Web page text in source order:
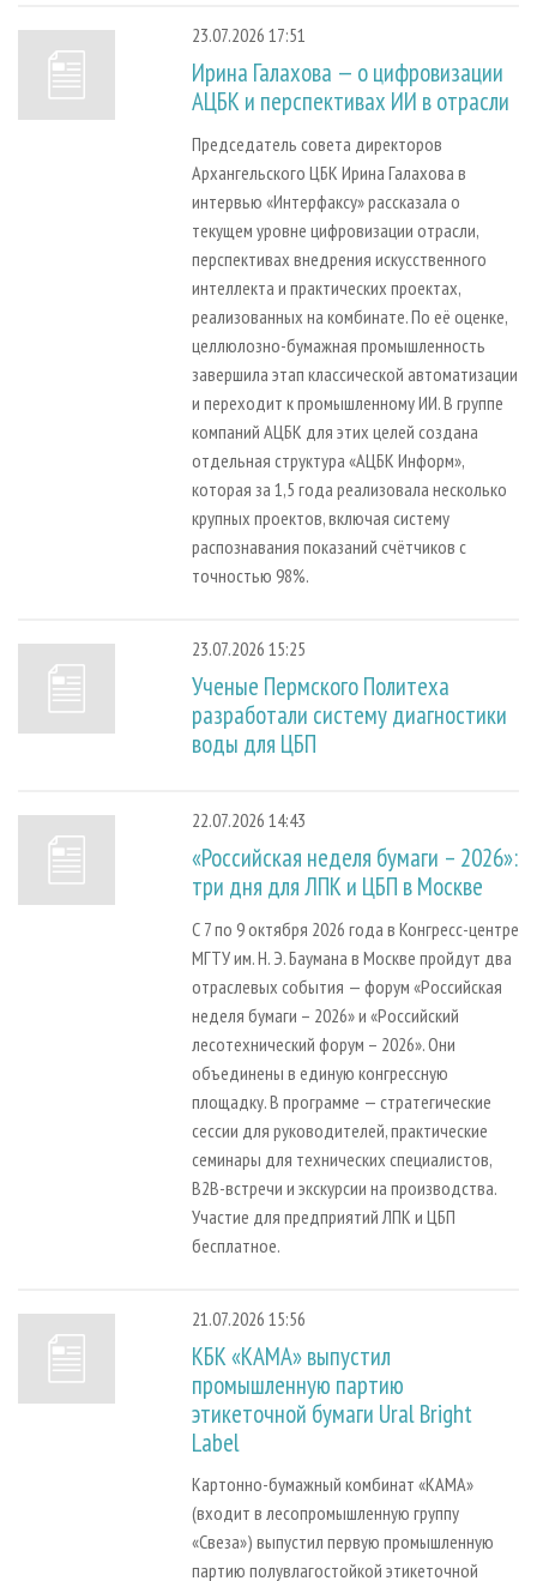
23.07.2026 17:51
Ирина Галахова — о цифровизации
АЦБК и перспективах ИИ в отрасли
Председатель совета директоров
Архангельского ЦБК Ирина Галахова в
интервью «Интерфаксу» рассказала о
текущем уровне цифровизации отрасли,
перспективах внедрения искусственного
интеллекта и практических проектах,
реализованных на комбинате. По её оценке,
целлюлозно-бумажная промышленность
завершила этап классической автоматизации
и переходит к промышленному ИИ. В группе
компаний АЦБК для этих целей создана
отдельная структура «АЦБК Информ»,
которая за 1,5 года реализовала несколько
крупных проектов, включая систему
распознавания показаний счётчиков с
точностью 98%.
23.07.2026 15:25
Ученые Пермского Политеха
разработали систему диагностики
воды для ЦБП
22.07.2026 14:43
«Российская неделя бумаги – 2026»:
три дня для ЛПК и ЦБП в Москве
С 7 по 9 октября 2026 года в Конгресс-центре
МГТУ им. Н. Э. Баумана в Москве пройдут два
отраслевых события — форум «Российская
неделя бумаги – 2026» и «Российский
лесотехнический форум – 2026». Они
объединены в единую конгрессную
площадку. В программе — стратегические
сессии для руководителей, практические
семинары для технических специалистов,
B2B-встречи и экскурсии на производства.
Участие для предприятий ЛПК и ЦБП
бесплатное.
21.07.2026 15:56
КБК «КАМА» выпустил
промышленную партию
этикеточной бумаги Ural Bright
Label
Картонно-бумажный комбинат «КАМА»
(входит в лесопромышленную группу
«Свеза») выпустил первую промышленную
партию полувлагостойкой этикеточной